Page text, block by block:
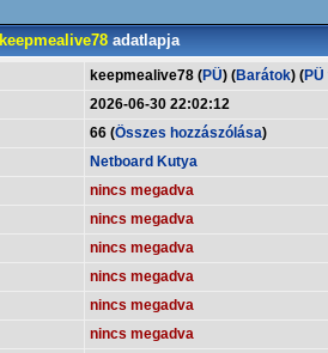
keepmealive78adatlapja
keepmealive78 (PÜ) (Barátok) (
2026-06-30 22:02:12
66 (Összes hozzászólása)
Netboard Kutya
nincs megadva
nincs megadva
nincs megadva
nincs megadva
nincs megadva
nincs megadva